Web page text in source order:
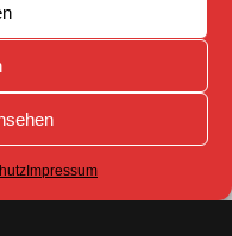
Impressum
ODER WERDEN